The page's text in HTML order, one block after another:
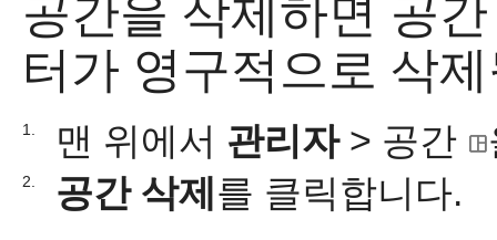
공간을 삭제하면 공
터가 영구적으로 삭
1. 맨 위에서 관리자> 공간
2. 공간 삭제 를 클릭합니다.